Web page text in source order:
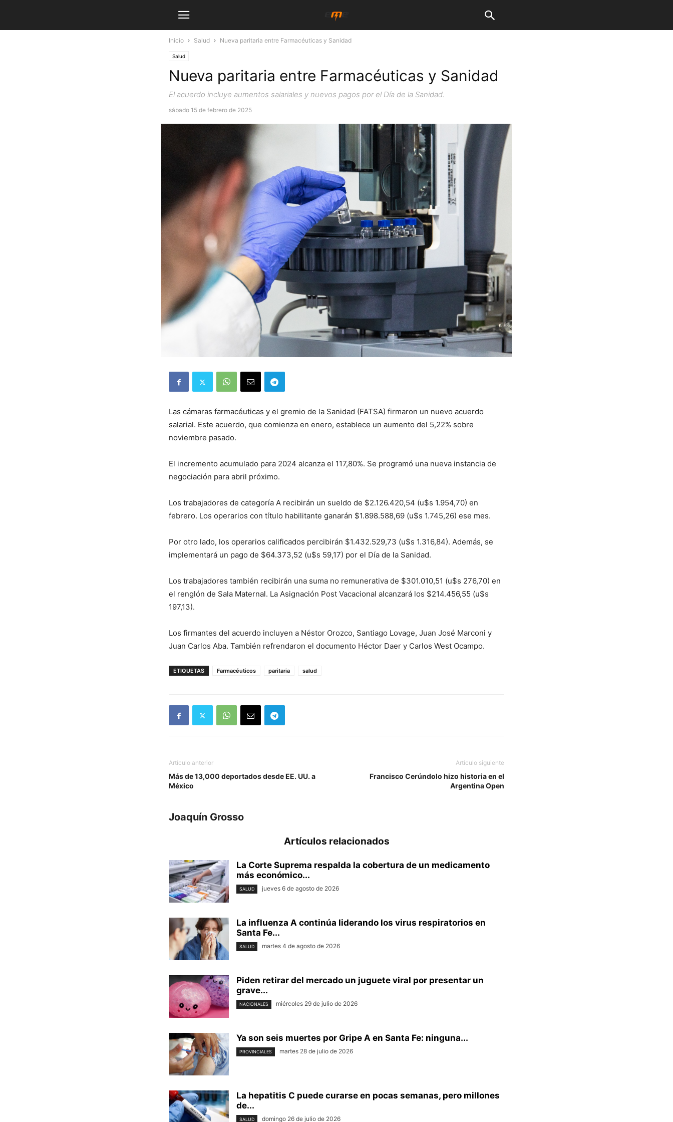
Inicio Salud Nueva paritaria entre Farmacéuticas y Sanidad
Salud
Nueva paritaria entre Farmacéuticas y Sanidad
El acuerdo incluye aumentos salariales y nuevos pagos por el Día de la Sanidad.
sábado 15 de febrero de 2025
Las cámaras farmacéuticas y el gremio de la Sanidad (FATSA) firmaron un nuevo acuerdo
salarial. Este acuerdo, que comienza en enero, establece un aumento del 5,22% sobre
noviembre pasado.
El incremento acumulado para 2024 alcanza el 117,80%. Se programó una nueva instancia de
negociación para abril próximo.
Los trabajadores de categoría A recibirán un sueldo de $2.126.420,54 (u$s 1.954,70) en
febrero. Los operarios con título habilitante ganarán $1.898.588,69 (u$s 1.745,26) ese mes.
Por otro lado, los operarios calificados percibirán $1.432.529,73 (u$s 1.316,84). Además, se
implementará un pago de $64.373,52 (u$s 59,17) por el Día de la Sanidad.
Los trabajadores también recibirán una suma no remunerativa de $301.010,51 (u$s 276,70) en
el renglón de Sala Maternal. La Asignación Post Vacacional alcanzará los $214.456,55 (u$s
197,13).
Los firmantes del acuerdo incluyen a Néstor Orozco, Santiago Lovage, Juan José Marconi y
Juan Carlos Aba. También refrendaron el documento Héctor Daer y Carlos West Ocampo.
ETIQUETAS Farmacéuticos paritaria salud
Artículo anterior
Más de 13,000 deportados desde EE. UU. a
México
Artículo siguiente
Francisco Cerúndolo hizo historia en el
Argentina Open
Joaquín Grosso
Artículos relacionados
La Corte Suprema respalda la cobertura de un medicamento
más económico...
SALUD jueves 6 de agosto de 2026
La influenza A continúa liderando los virus respiratorios en
Santa Fe...
SALUD martes 4 de agosto de 2026
Piden retirar del mercado un juguete viral por presentar un
grave...
NACIONALES miércoles 29 de julio de 2026
Ya son seis muertes por Gripe A en Santa Fe: ninguna...
PROVINCIALES martes 28 de julio de 2026
La hepatitis C puede curarse en pocas semanas, pero millones
de...
SALUD domingo 26 de julio de 2026